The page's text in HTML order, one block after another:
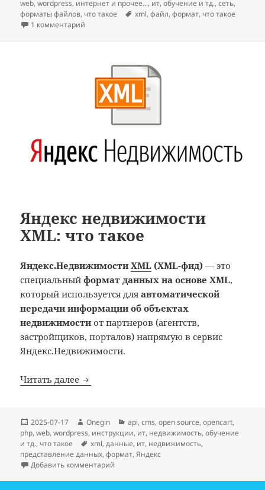
web,wordpress, интернет и прочее..., ит,обучение и тд.,сеть,
форматы файлов, что такое Метки
xml,файл,формат, что такое
1 комментарий
Яндекс недвижимости
XML: что такое
Яндекс.НедвижимостиXML (XML-фид) — это
специальныйформат данных на основе XML,
который используется дляавтоматической
передачи информации об объектах
недвижимости от партнеров (агентств,
застройщиков, порталов) напрямую в сервис
Яндекс.Недвижимости.
Читать далее Яндекс недвижимости XML: что такое
Опубликовано
2025-07-17 Автор
Onegin Рубрики
api,cms,open source,opencart,
php,web,wordpress, инструкции, ит, недвижимость,обучение
и тд., что такое Метки
xml,данные, ит, недвижимость,
представление данных,формат,Яндекс
Добавить комментарий